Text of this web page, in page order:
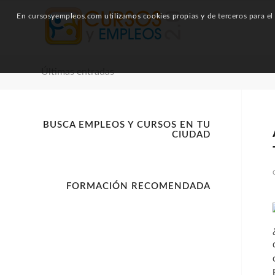
Últimas entradas
BUSCA EMPLEOS Y CURSOS EN TU
CIUDAD
FORMACIÓN RECOMENDADA
En cursosyempleos.com utilizamos cookies propias y de terceros para